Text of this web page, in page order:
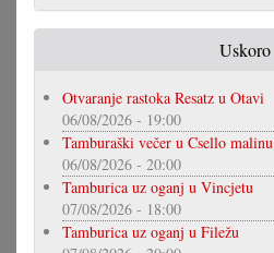
Uskoro
Otvaranje rastoka Resatz u Otavi
06/08/2026 - 19:00
Tamburaški večer u Csello malinu
06/08/2026 - 20:00
Tamburica uz oganj u Vincjetu
07/08/2026 - 18:00
Tamburica uz oganj u Filežu